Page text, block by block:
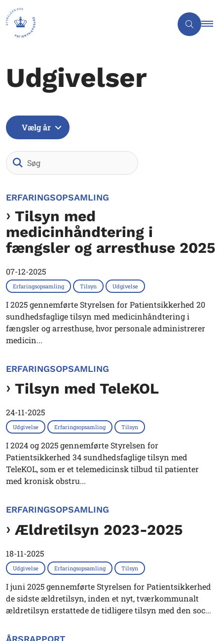
Udgivelser
Vælg år
ERFARINGSOPSAMLING
Tilsyn med
medicinhåndtering i
fængsler og arresthuse 2025
07-12-2025
Erfaringsopsamling Tilsyn Udgivelse
I 2025 gennemførte Styrelsen for Patientsikkerhed 20
sundhedsfaglige tilsyn med medicinhåndtering i
fængsler og arresthuse, hvor personale administrerer
medicin...
ERFARINGSOPSAMLING
Tilsyn med TeleKOL
24-11-2025
Udgivelse Erfaringsopsamling Tilsyn
I 2024 og 2025 gennemførte Styrelsen for
Patientsikkerhed 34 sundhedsfaglige tilsyn med
TeleKOL, som er et telemedicinsk tilbud til patienter
med kronisk obstru...
ERFARINGSOPSAMLING
Ældretilsyn 2023-2025
18-11-2025
Udgivelse Erfaringsopsamling Tilsyn
I juni 2025 gennemførte Styrelsen for Patientsikkerhed
de sidste ældretilsyn, inden et nyt, tværkommunalt
ældretilsyn erstattede de tidligere tilsyn med den soc...
ÅRSRAPPORT